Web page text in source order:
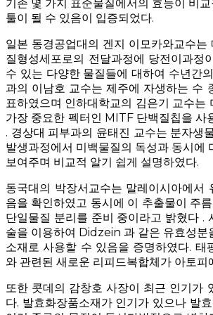
기존 몇 가지 표준물질에서의 효능이 비
툴이 될 수 있음이 입증되었다.
일본 동경공업대의 겐지 이모카와교수
질형성세포로의 전달과정에 당전이과
수 있는 다양한 물질들에 대하여 수년간
과의 이남호 교수는 제주에 자생하는 수
표하였으며 인하대학교의 김은기 교수
가장 중요한 펙터인 MITF 단백질칩을 사
. 경상대 피부과의 윤태진 교수는 분자생
발생과정에서 미백물질의 독성과 동시에
보여주며 비교적 알기 쉽게 설명하였다.
동국대의 박장서교수는 말레이시아에
음을 확인하였고 동시에 이 추출물이 주
단일물질 분리를 준비 중이라고 밝혔다 .
술을 이용하여 Didzein 과 같은 유효성분
소재로 사용할 수 있음을 증명하였다.
와 관련된 새로운 리피드복합체가 아토
또한 콧데의 감창호 사장이 최근 인기가
다. 발효화장품소재가 인기가 있으나 발